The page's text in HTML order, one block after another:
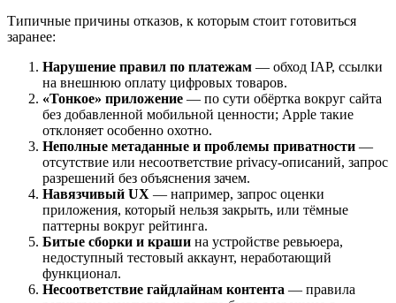
Типичные причины отказов, к которым стоит готовиться
заранее:
Нарушение правил по платежам — обход IAP, ссылки
на внешнюю оплату цифровых товаров.
«Тонкое» приложение — по сути обёртка вокруг сайта
без добавленной мобильной ценности; Apple такие
отклоняет особенно охотно.
Неполные метаданные и проблемы приватности —
отсутствие или несоответствие privacy-описаний, запрос
разрешений без объяснения зачем.
Навязчивый UX — например, запрос оценки
приложения, который нельзя закрыть, или тёмные
паттерны вокруг рейтинга.
Битые сборки и краши на устройстве ревьюера,
недоступный тестовый аккаунт, неработающий
функционал.
Несоответствие гайдлайнам контента — правила